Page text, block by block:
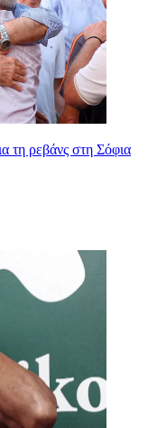
τη ρεβάνς στη Σόφια